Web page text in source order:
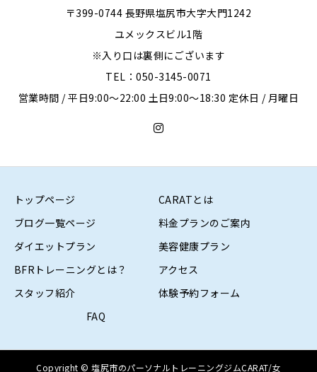
〒399-0744 長野県塩尻市大字大門1242
ユメックスビル1階
※入り口は裏側にございます
TEL：050-3145-0071
営業時間 / 平日9:00〜22:00 土日9:00〜18:30 定休日 / 月曜日
トップページ
CARATとは
ブログ一覧ページ
料金プランのご案内
ダイエットプラン
美容健康プラン
BFRトレーニングとは？
アクセス
スタッフ紹介
体験予約フォーム
FAQ
Copyright © 塩尻市のパーソナルトレーニングジムCARAT/女